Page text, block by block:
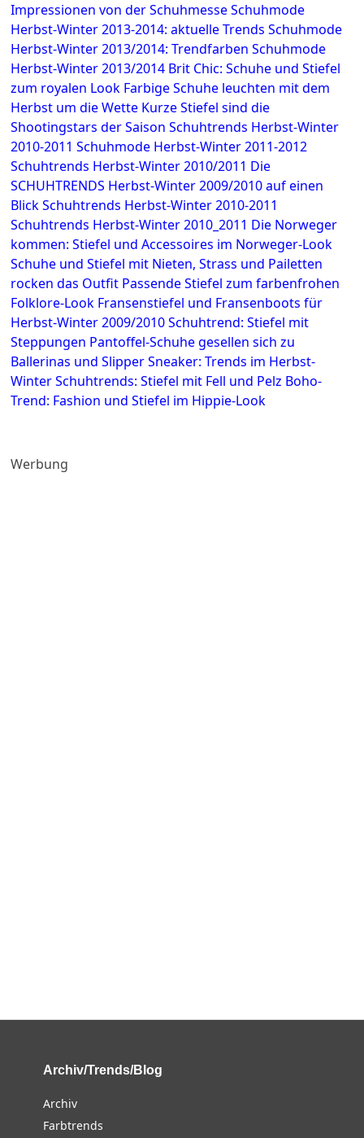
Impressionen von der Schuhmesse Schuhmode
Herbst-Winter 2013-2014: aktuelle Trends Schuhmode
Herbst-Winter 2013/2014: Trendfarben Schuhmode
Herbst-Winter 2013/2014 Brit Chic: Schuhe und Stiefel
zum royalen Look Farbige Schuhe leuchten mit dem
Herbst um die Wette Kurze Stiefel sind die
Shootingstars der Saison Schuhtrends Herbst-Winter
2010-2011 Schuhmode Herbst-Winter 2011-2012
Schuhtrends Herbst-Winter 2010/2011 Die
SCHUHTRENDS Herbst-Winter 2009/2010 auf einen
Blick Schuhtrends Herbst-Winter 2010-2011
Schuhtrends Herbst-Winter 2010_2011 Die Norweger
kommen: Stiefel und Accessoires im Norweger-Look
Schuhe und Stiefel mit Nieten, Strass und Pailetten
rocken das Outfit Passende Stiefel zum farbenfrohen
Folklore-Look Fransenstiefel und Fransenboots für
Herbst-Winter 2009/2010 Schuhtrend: Stiefel mit
Steppungen Pantoffel-Schuhe gesellen sich zu
Ballerinas und Slipper Sneaker: Trends im Herbst-
Winter Schuhtrends: Stiefel mit Fell und Pelz Boho-
Trend: Fashion und Stiefel im Hippie-Look
Werbung
Archiv/Trends/Blog
Archiv
Farbtrends